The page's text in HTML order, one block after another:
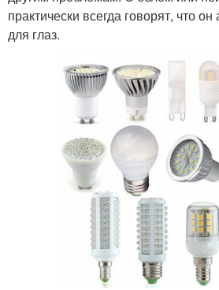
практически всегда говорят, что
для глаз.